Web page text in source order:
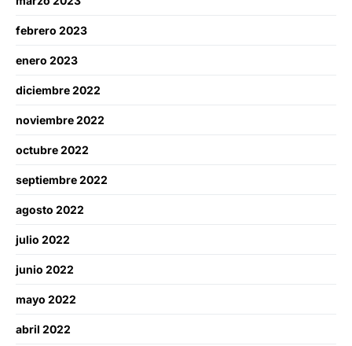
febrero 2023
enero 2023
diciembre 2022
noviembre 2022
octubre 2022
septiembre 2022
agosto 2022
julio 2022
junio 2022
mayo 2022
abril 2022